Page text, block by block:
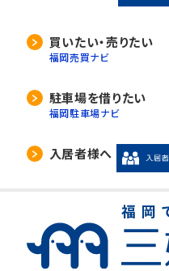
買いたい・売りたい
福岡売買ナビ
駐車場を借りたい
福岡駐車場ナビ
入居者様へ